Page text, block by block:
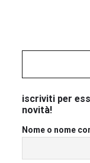
iscriviti per
novità!
Nome o nome